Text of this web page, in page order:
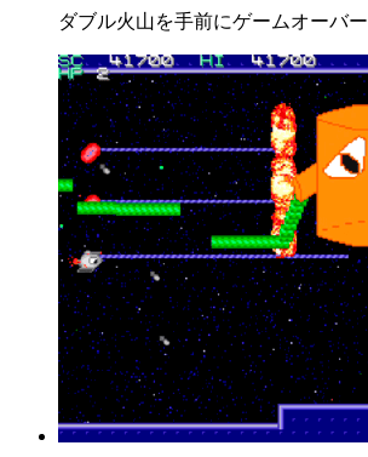
ダブル火山を手前にゲームオーバー